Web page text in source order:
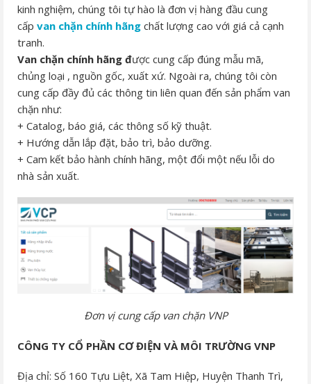
kinh nghiệm, chúng tôi tự hào là đơn vị hàng đầu cung
cấp van chặn chính hãng chất lượng cao với giá cả cạnh
tranh.
Van chặn chính hãng được cung cấp đúng mẫu mã,
chủng loại , nguồn gốc, xuất xứ. Ngoài ra, chúng tôi còn
cung cấp đầy đủ các thông tin liên quan đến sản phẩm van
chặn như:
+ Catalog, báo giá, các thông số kỹ thuật.
+ Hướng dẫn lắp đặt, bảo trì, bảo dưỡng.
+ Cam kết bảo hành chính hãng, một đổi một nếu lỗi do
nhà sản xuất.
Đơn vị cung cấp van chặn VNP
CÔNG TY CỔ PHẦN CƠ ĐIỆN VÀ MÔI TRƯỜNG VNP
Địa chỉ: Số 160 Tựu Liệt, Xã Tam Hiệp, Huyện Thanh Trì,